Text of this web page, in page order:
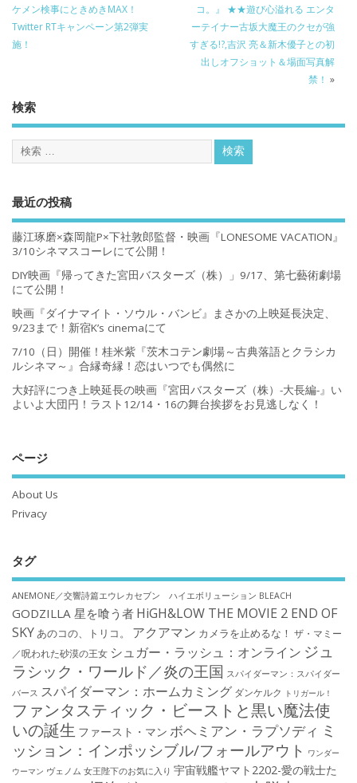
ケメン検事にときめきMAX！
Twitter RTキャンペーン第2弾実
施！
コ。』 ★★遊び心溢れる エンタ
ーテイナー古坂大魔王のクセが強
すぎる!?,吉沢 亮＆新木優子との初
出しオフショット＆場面写真解
禁！ »
検索
最近の投稿
藤江琢磨×森岡龍P×下社敦郎監督・映画『LONESOME VACATION』
3/10シネマスコーレにて公開！
DIY映画『帰ってきた宮田バスターズ（株）」9/17、第七藝術劇場
にて公開！
映画『ダイナマイト・ソウル・バンビ』まさかの上映延長決定、
9/23まで！新宿K’s cinemaにて
7/10（日）開催！桂米紫『茨木コテン劇場～古典落語とクラシカ
ルシネマ～』合縁奇縁！恋はいつでも偶然に
大好評につき上映延長の映画『宮田バスターズ（株）-大長編-』い
よいよ大団円！ラスト12/14・16の舞台挨拶をお見逃しなく！
ページ
About Us
Privacy
タグ
ANEMONE／交響詩篇エウレカセブン ハイエボリューション BLEACH
GODZILLA 星を喰う者 HiGH&LOW THE MOVIE 2 END OF
SKYあのコの、トリコ。 アクアマン カメラを止めるな！ ザ・マミー
／呪われた砂漠の王女 シュガー・ラッシュ：オンライン ジュ
ラシック・ワールド／炎の王国 スパイダーマン：スパイダー
バース スパイダーマン：ホームカミング ダンケルク トリガール！
ファンタスティック・ビーストと黒い魔法使
いの誕生 ファースト・マン ボヘミアン・ラプソディ ミ
ッション：インポッシブル/フォールアウト ワンダー
ウーマン ヴェノム 女王陛下のお気に入り 宇宙戦艦ヤマト2202-愛の戦士た